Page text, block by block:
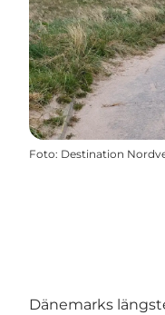
Foto: Destination
Dänemarks